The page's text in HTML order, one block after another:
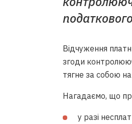
Відчуження
згоди
тягне за собою
Нагадаємо, що
у разі